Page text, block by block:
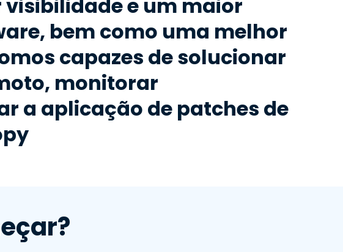
e um maior
bem como uma melhor
capazes de solucionar
monitorar
a aplicação de patches de